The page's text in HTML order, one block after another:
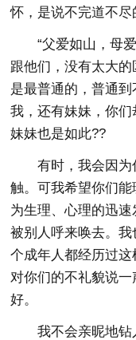
怀，是说不完道不尽
“父爱如山，母
跟他们，没有太大
是最普通的，普通
我，还有妹妹，你
妹妹也是如此??
有时，我会因
触。可我希望你们能
为生理、心理的迅
被别人呼来唤去。
个成年人都经历过
对你们的不礼貌说
好。
我不会亲昵地